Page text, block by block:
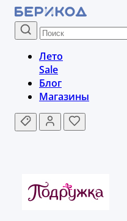
Лето
Sale
Блог
Магазины